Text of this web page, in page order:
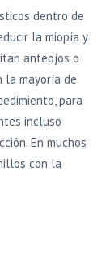
dentro de
la miopía y
anteojos o
la mayoría de
para
incluso
En muchos
con la